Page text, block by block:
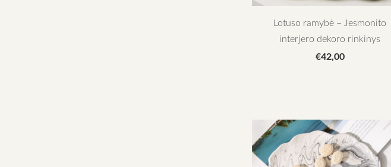
Lotuso ramybė – Jesmonito
interjero dekoro rinkinys
€42,00